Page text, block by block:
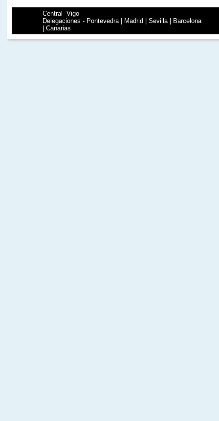
Central- Vigo
Delegaciones - Pontevedra | Madrid | Sevilla | Barcelona
| Canarias